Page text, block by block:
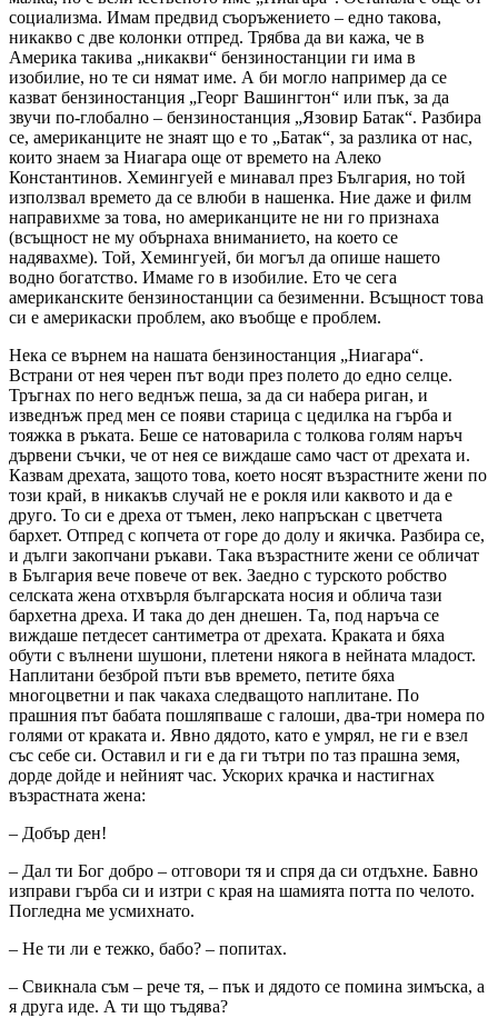
социализма. Имам предвид съоръжението – едно такова,
никакво с две колонки отпред. Трябва да ви кажа, че в
Америка такива „никакви“ бензиностанции ги има в
изобилие, но те си нямат име. А би могло например да се
казват бензиностанция „Георг Вашингтон“ или пък, за да
звучи по-глобално – бензиностанция „Язовир Батак“. Разбира
се, американците не знаят що е то „Батак“, за разлика от нас,
които знаем за Ниагара още от времето на Алеко
Константинов. Хемингуей е минавал през България, но той
използвал времето да се влюби в нашенка. Ние даже и филм
направихме за това, но американците не ни го признаха
(всъщност не му обърнаха вниманието, на което се
надявахме). Той, Хемингуей, би могъл да опише нашето
водно богатство. Имаме го в изобилие. Ето че сега
американските бензиностанции са безименни. Всъщност това
си е америкаски проблем, ако въобще е проблем.
Нека се върнем на нашата бензиностанция „Ниагара“.
Встрани от нея черен път води през полето до едно селце.
Тръгнах по него веднъж пеша, за да си набера риган, и
изведнъж пред мен се появи старица с цедилка на гърба и
тояжка в ръката. Беше се натоварила с толкова голям наръч
дървени съчки, че от нея се виждаше само част от дрехата и.
Казвам дрехата, защото това, което носят възрастните жени по
този край, в никакъв случай не е рокля или каквото и да е
друго. То си е дреха от тъмен, леко напръскан с цветчета
бархет. Отпред с копчета от горе до долу и якичка. Разбира се,
и дълги закопчани ръкави. Така възрастните жени се обличат
в България вече повече от век. Заедно с турското робство
селската жена отхвърля българската носия и облича тази
бархетна дреха. И така до ден днешен. Та, под наръча се
виждаше петдесет сантиметра от дрехата. Краката и бяха
обути с вълнени шушони, плетени някога в нейната младост.
Наплитани безброй пъти във времето, петите бяха
многоцветни и пак чакаха следващото наплитане. По
прашния път бабата пошляпваше с галоши, два-три номера по
голями от краката и. Явно дядото, като е умрял, не ги е взел
със себе си. Оставил и ги е да ги тътри по таз прашна земя,
дорде дойде и нейният час. Ускорих крачка и настигнах
възрастната жена:
– Добър ден!
– Дал ти Бог добро – отговори тя и спря да си отдъхне. Бавно
изправи гърба си и изтри с края на шамията потта по челото.
Погледна ме усмихнато.
– Не ти ли е тежко, бабо? – попитах.
– Свикнала съм – рече тя, – пък и дядото се помина зимъска, а
я друга иде. А ти що тъдява?